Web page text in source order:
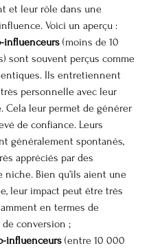
et leur rôle dans une
Voici un aperçu :
influenceurs (moins de 10
sont souvent perçus comme
Ils entretiennent
personnelle avec leur
Cela leur permet de générer
de confiance. Leurs
généralement spontanés,
appréciés par des
niche. Bien qu’ils aient une
leur impact peut être très
en termes de
conversion ;
influenceurs (entre 10 000